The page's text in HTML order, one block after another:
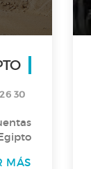
30 JUNIO. 2026